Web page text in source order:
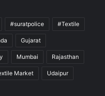
#suratpolice #Textile
Gujarat
Mumbai Rajasthan
Market Udaipur